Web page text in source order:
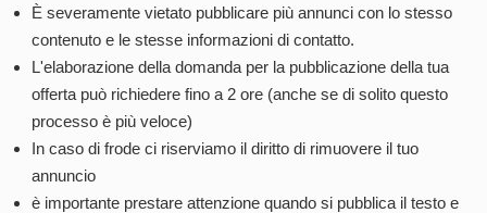
È severamente vietato pubblicare più annunci con lo stesso
contenuto e le stesse informazioni di contatto.
L'elaborazione della domanda per la pubblicazione della tua
offerta può richiedere fino a 2 ore (anche se di solito questo
processo è più veloce)
In caso di frode ci riserviamo il diritto di rimuovere il tuo
annuncio
è importante prestare attenzione quando si pubblica il testo e